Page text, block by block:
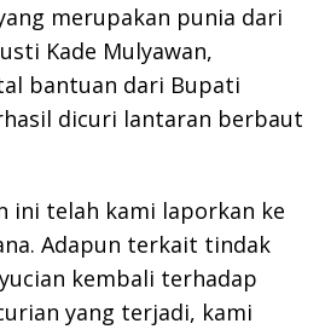
merupakan punia dari
Kade Mulyawan,
bantuan dari Bupati
dicuri lantaran berbaut
ini telah kami laporkan ke
Adapun terkait tindak
kembali terhadap
yang terjadi, kami